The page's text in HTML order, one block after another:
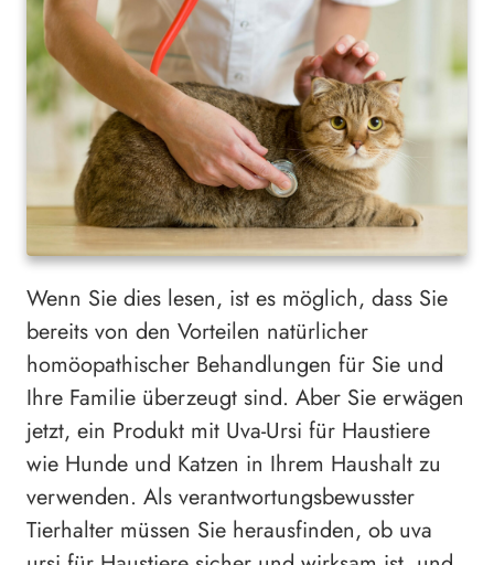
Wenn Sie dies lesen, ist es möglich, dass Sie
bereits von den Vorteilen natürlicher
homöopathischer Behandlungen für Sie und
Ihre Familie überzeugt sind. Aber Sie erwägen
jetzt, ein Produkt mit Uva-Ursi für Haustiere
wie Hunde und Katzen in Ihrem Haushalt zu
verwenden. Als verantwortungsbewusster
Tierhalter müssen Sie herausfinden, ob uva